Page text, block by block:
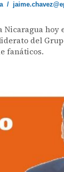
/
Nicaragua hoy
del
fanáticos.